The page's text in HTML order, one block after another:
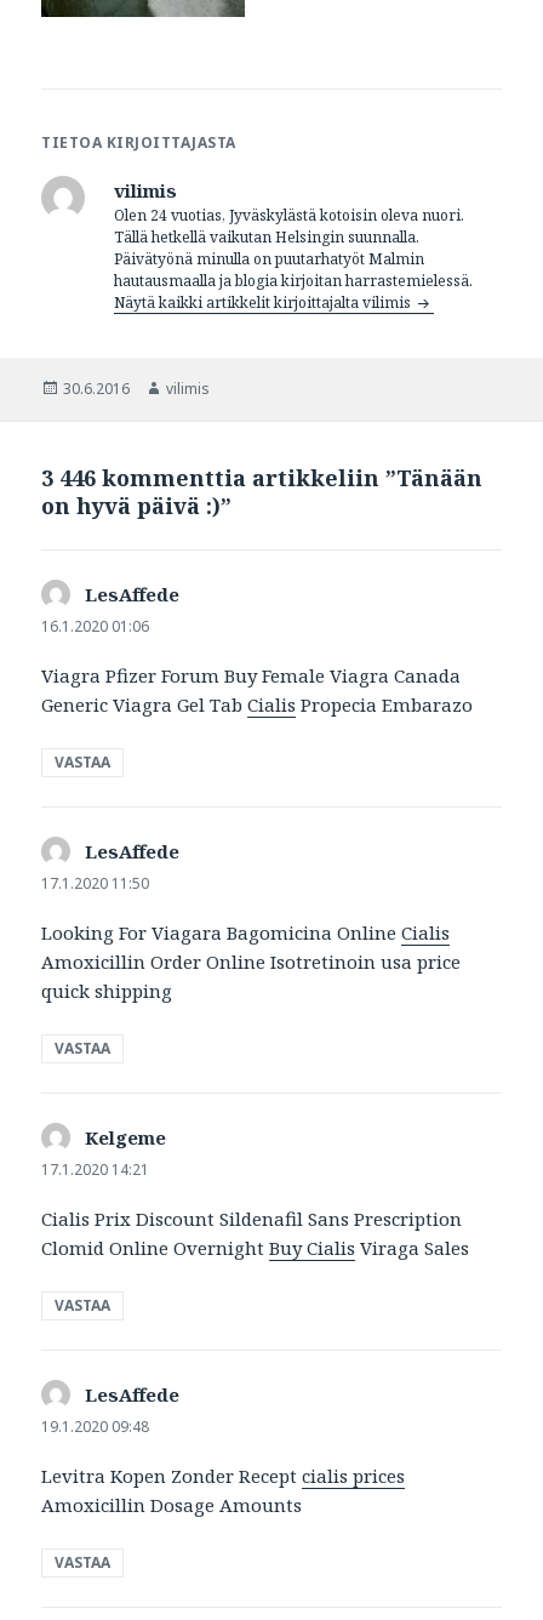
TIETOA KIRJOITTAJASTA
vilimis
Olen 24 vuotias, Jyväskylästä kotoisin oleva nuori.
Tällä hetkellä vaikutan Helsingin suunnalla.
Päivätyönä minulla on puutarhatyöt Malmin
hautausmaalla ja blogia kirjoitan harrastemielessä.
Näytä kaikki artikkelit kirjoittajalta vilimis
Julkaistu
30.6.2016 Kirjoittaja
vilimis
3 446 kommenttia artikkeliin ”Tänään
on hyvä päivä :)”
LesAffede
16.1.2020 01:06
Viagra Pfizer Forum Buy Female Viagra Canada
Generic Viagra Gel TabCialis Propecia Embarazo
VASTAA
LesAffede
17.1.2020 11:50
Looking For Viagara Bagomicina OnlineCialis
Amoxicillin Order Online Isotretinoin usa price
quick shipping
VASTAA
Kelgeme
17.1.2020 14:21
Cialis Prix Discount Sildenafil Sans Prescription
Clomid Online OvernightBuy Cialis Viraga Sales
VASTAA
LesAffede
19.1.2020 09:48
Levitra Kopen Zonder Receptcialis prices
Amoxicillin Dosage Amounts
VASTAA